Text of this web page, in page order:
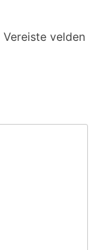
Vereiste velden